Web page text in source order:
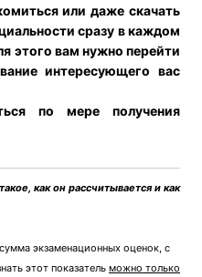
или даже скачать
сразу в каждом
этого вам нужно перейти
интересующего вас
по мере получения
как он рассчитывается и как
экзаменационных оценок, с
этот показатель можно только